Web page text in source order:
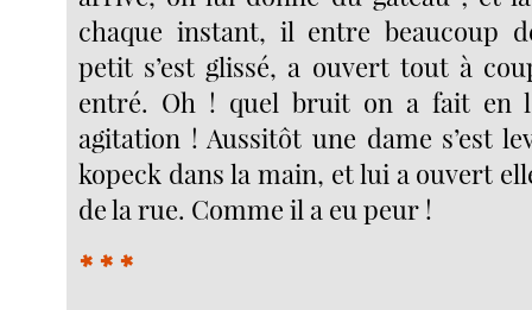
chaque instant, il entre beaucoup
petit s’est glissé, a ouvert tout à
entré. Oh ! quel bruit on a fait en
agitation ! Aussitôt une dame s’est
kopeck dans la main, et lui a ouvert
de la rue. Comme il a eu peur !
* * *